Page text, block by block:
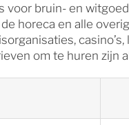
voor bruin- en
horeca en alle
om te huren zijn